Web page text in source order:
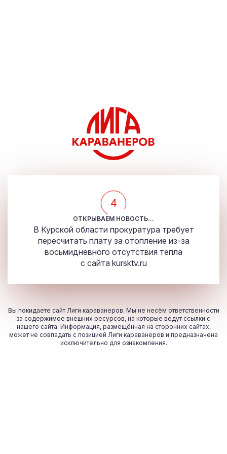
4
ОТКРЫВАЕМ НОВОСТЬ...
В Курской области прокуратура требует
пересчитать плату за отопление из-за
восьмидневного отсутствия тепла
с сайта kursktv.ru
Вы покидаете сайт Лиги караванеров. Мы не несём ответственности
за содержимое внешних ресурсов, на которые ведут ссылки с
нашего сайта. Информация, размещённая на сторонних сайтах,
может не совпадать с позицией Лиги караванеров и предназначена
исключительно для ознакомления.